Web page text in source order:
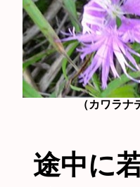
（カワラナ
途中に